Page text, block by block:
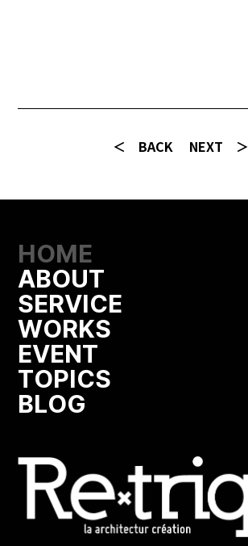
＜ BACK NEXT ＞
HOME
ABOUT
SERVICE
WORKS
EVENT
TOPICS
BLOG